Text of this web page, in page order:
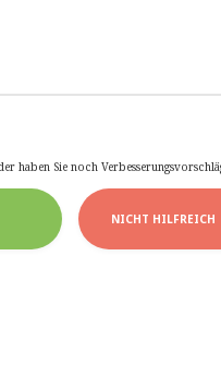
haben Sie noch
NICHT HILFREICH